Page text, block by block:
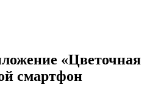
«Цветочная
смартфон